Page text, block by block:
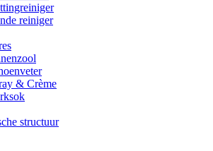
reiniger
& Crème
structuur